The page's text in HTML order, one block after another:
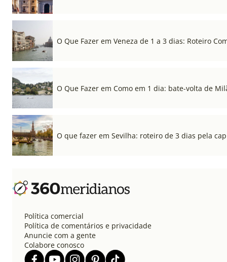
O Que Fazer em Veneza de 1 a 3 dias: Roteiro
O Que Fazer em Como em 1 dia: bate-volta de
O que fazer em Sevilha: roteiro de 3 dias pela
Política comercial
Política de comentários e privacidade
Anuncie com a gente
Colabore conosco